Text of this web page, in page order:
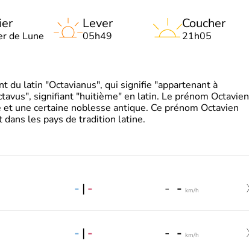
de Lune
Lever
05h49
Coucher
21h05
du latin "Octavianus", qui signifie "appartenant à
signifiant "huitième" en latin. Le prénom Octavien
une certaine noblesse antique. Ce prénom Octavien
les pays de tradition latine.
- | - - - km/h
- | - - - km/h